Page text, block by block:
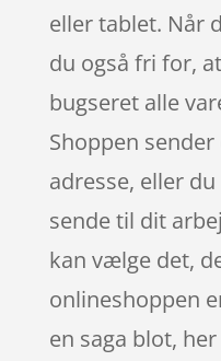
eller tablet. Når
du også fri for,
bugseret alle
Shoppen
adresse, eller
sende til dit
kan vælge det,
onlineshoppen
en saga blot,